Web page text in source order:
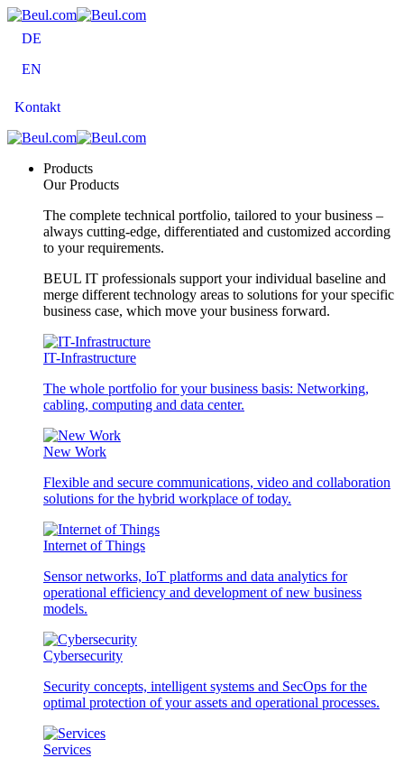
DE
EN
Kontakt
Products
Our Products
The complete technical portfolio, tailored to your business –
always cutting-edge, differentiated and customized according
to your requirements.
BEUL IT professionals support your individual baseline and
merge different technology areas to solutions for your specific
business case, which move your business forward.
IT-Infrastructure
The whole portfolio for your business basis: Networking,
cabling, computing and data center.
New Work
Flexible and secure communications, video and collaboration
solutions for the hybrid workplace of today.
Internet of Things
Sensor networks, IoT platforms and data analytics for
operational efficiency and development of new business
models.
Cybersecurity
Security concepts, intelligent systems and SecOps for the
optimal protection of your assets and operational processes.
Services